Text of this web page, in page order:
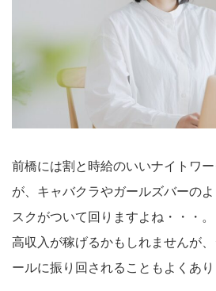
前橋には割と時給のいいナイトワ
が、キャバクラやガールズバーの
スクがついて回りますよね・・・。
高収入が稼げるかもしれませんが
ールに振り回されることもよくあり